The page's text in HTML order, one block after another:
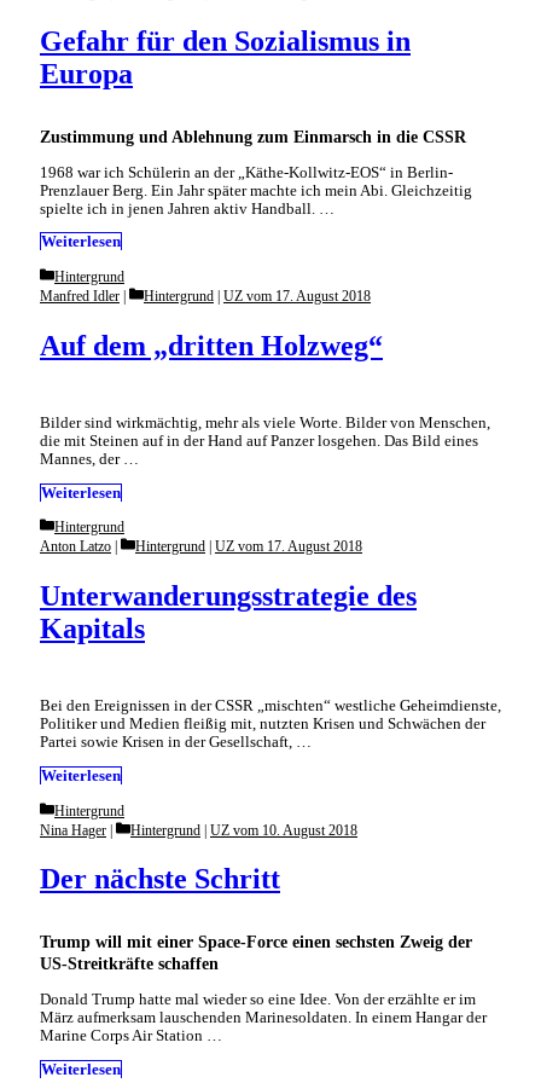
Zustimmung und Ablehnung zum Einmarsch in die CSSR
Gefahr für den Sozialismus in
Europa
1968 war ich Schülerin an der „Käthe-Kollwitz-EOS“ in Berlin-
Prenzlauer Berg. Ein Jahr später machte ich mein Abi. Gleichzeitig
spielte ich in jenen Jahren aktiv Handball. …
Weiterlesen
Categories
Hintergrund
Auf dem „dritten Holzweg“
Manfred Idler Categories
Hintergrund UZ vom 17. August 2018
Bilder sind wirkmächtig, mehr als viele Worte. Bilder von Menschen,
die mit Steinen auf in der Hand auf Panzer losgehen. Das Bild eines
Mannes, der …
Weiterlesen
Categories
Hintergrund
Unterwanderungsstrategie des
Kapitals
Anton Latzo Categories
Hintergrund UZ vom 17. August 2018
Bei den Ereignissen in der CSSR „mischten“ westliche Geheimdienste,
Politiker und Medien fleißig mit, nutzten Krisen und Schwächen der
Partei sowie Krisen in der Gesellschaft, …
Weiterlesen
Categories
Hintergrund
Trump will mit einer Space-Force einen sechsten Zweig der
US-Streitkräfte schaffen
Der nächste Schritt
Nina Hager Categories
Hintergrund | UZ vom 10. August 2018
Donald Trump hatte mal wieder so eine Idee. Von der erzählte er im
März aufmerksam lauschenden Marinesoldaten. In einem Hangar der
Marine Corps Air Station …
Weiterlesen